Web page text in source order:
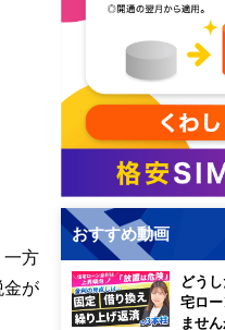
一方
金が
おすすめ動画
どう
宅ロ
ませ